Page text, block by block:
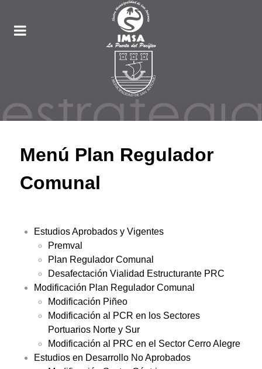
Menú Plan Regulador
Comunal
Estudios Aprobados y Vigentes
Premval
Plan Regulador Comunal
Desafectación Vialidad Estructurante PRC
Modificación Plan Regulador Comunal
Modificación Piñeo
Modificación al PCR en los Sectores
Portuarios Norte y Sur
Modificación al PRC en el Sector Cerro Alegre
Estudios en Desarrollo No Aprobados